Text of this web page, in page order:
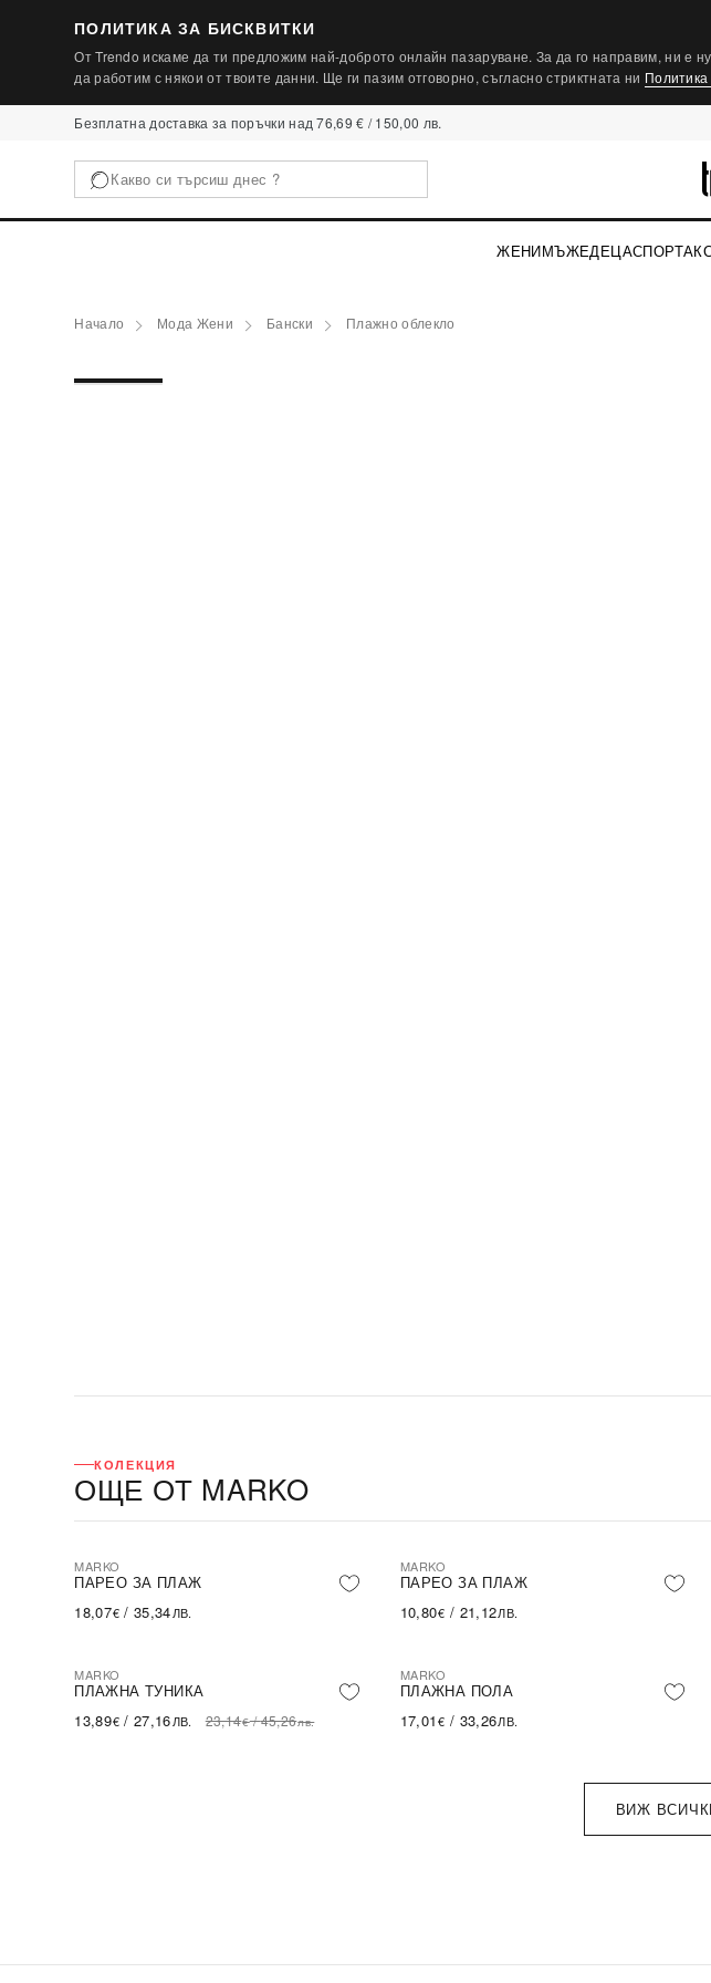
ПОЛИТИКА ЗА БИСКВИТКИ
От Trendo искаме да ти предложим най-доброто онлайн пазаруване. За да го направим, ни е
да работим с някои от твоите данни. Ще ги пазим отговорно, съгласно стриктната ни
Безплатна доставка за поръчки над 76,69 € / 150,00 лв.
ЖЕНИМЪЖЕДЕЦАСПОРТ
Начало Мода Жени Бански Плажно облекло
КОЛЕКЦИЯ
ОЩЕ ОТ MARKO
MARKO
ПАРЕО ЗА ПЛАЖ
18,07€ /35,34ЛВ.
MARKO
ПАРЕО ЗА ПЛАЖ
10,80€ / 21,12ЛВ.
-40% SALE
MARKO
ПЛАЖНА ТУНИКА
13,89€ /27,16ЛВ. 23,14€/45,26лв.
MARKO
ПЛАЖНА ПОЛА
17,01 € / 33,26ЛВ.
ВИЖ